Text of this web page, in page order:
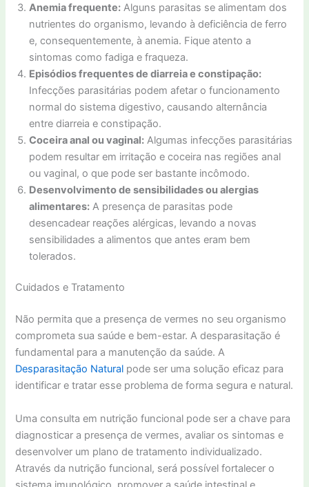
Anemia frequente: Alguns parasitas se alimentam dos
nutrientes do organismo, levando à deficiência de ferro
e, consequentemente, à anemia. Fique atento a
sintomas como fadiga e fraqueza.
Episódios frequentes de diarreia e constipação:
Infecções parasitárias podem afetar o funcionamento
normal do sistema digestivo, causando alternância
entre diarreia e constipação.
Coceira anal ou vaginal: Algumas infecções parasitárias
podem resultar em irritação e coceira nas regiões anal
ou vaginal, o que pode ser bastante incômodo.
Desenvolvimento de sensibilidades ou alergias
alimentares: A presença de parasitas pode
desencadear reações alérgicas, levando a novas
sensibilidades a alimentos que antes eram bem
tolerados.
Cuidados e Tratamento
Não permita que a presença de vermes no seu organismo
comprometa sua saúde e bem-estar. A desparasitação é
fundamental para a manutenção da saúde. A
Desparasitação Natural pode ser uma solução eficaz para
identificar e tratar esse problema de forma segura e natural.
Uma consulta em nutrição funcional pode ser a chave para
diagnosticar a presença de vermes, avaliar os sintomas e
desenvolver um plano de tratamento individualizado.
Através da nutrição funcional, será possível fortalecer o